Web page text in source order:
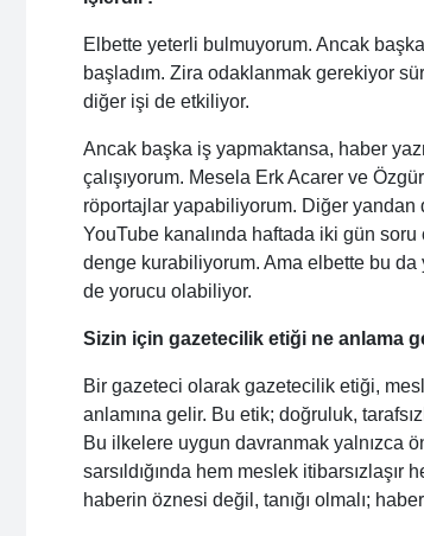
Elbette yeterli bulmuyorum. Ancak
başladım. Zira odaklanmak gerekiyor
diğer işi de etkiliyor.
Ancak başka iş yapmaktansa, haber
çalışıyorum. Mesela Erk Acarer ve
röportajlar yapabiliyorum. Diğer yandan
YouTube kanalında haftada iki gün
denge kurabiliyorum. Ama elbette bu
de yorucu olabiliyor.
Sizin için gazetecilik etiği ne anlama
Bir gazeteci olarak gazetecilik etiği,
anlamına gelir. Bu etik; doğruluk,
Bu ilkelere uygun davranmak yalnızca
sarsıldığında hem meslek
haberin öznesi değil, tanığı olmalı;